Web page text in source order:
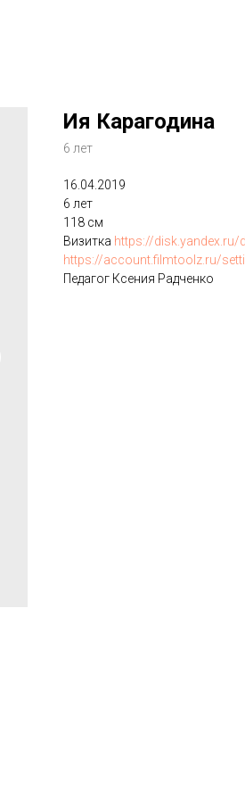
Ия Карагодина
6 лет
16.04.2019
6 лет
118 см
Визитка https://disk.yandex.ru/
https://account.filmtoolz.ru/
Педагог Ксения Радченко